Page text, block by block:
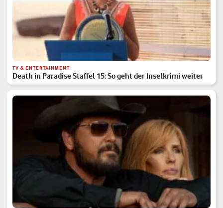
TV & ENTERTAINMENT
Death in Paradise Staffel 15: So geht der Inselkrimi weiter